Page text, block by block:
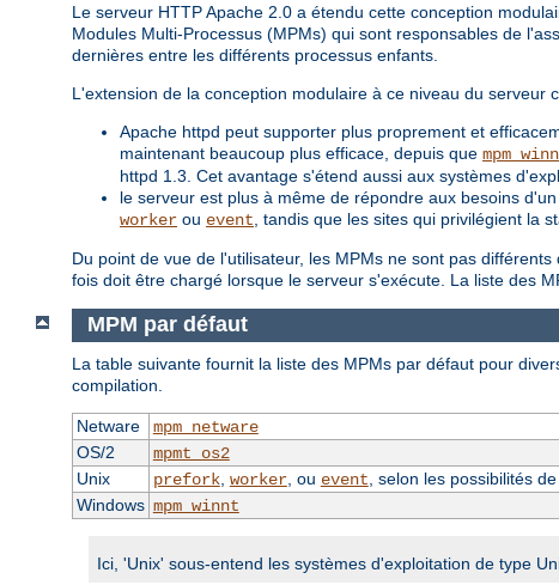
Le serveur HTTP Apache 2.0 a étendu cette conception
Modules Multi-Processus (MPMs) qui sont responsables de
dernières entre les différents processus enfants.
L'extension de la conception modulaire à ce niveau du serveur
Apache httpd peut supporter plus proprement et
maintenant beaucoup plus efficace, depuis que
httpd 1.3. Cet avantage s'étend aussi aux systèmes
le serveur est plus à même de répondre aux besoins
worker ou event , tandis que les sites qui privilégient la
Du point de vue de l'utilisateur, les MPMs ne sont pas
fois doit être chargé lorsque le serveur s'exécute. La liste des
MPM par défaut
La table suivante fournit la liste des MPMs par défaut pour
compilation.
Netware
mpm_netware
OS/2
mpmt_os2
Unix
prefork, worker, ou event , selon les possibilités
Windows mpm_winnt
Ici, 'Unix' sous-entend les systèmes d'exploitation de type